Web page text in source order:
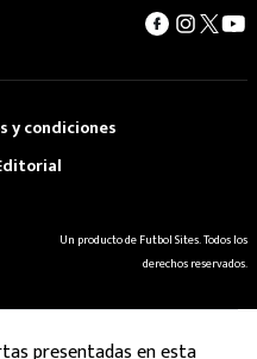
y condiciones
Un producto de Futbol Sites. Todos los
derechos reservados.